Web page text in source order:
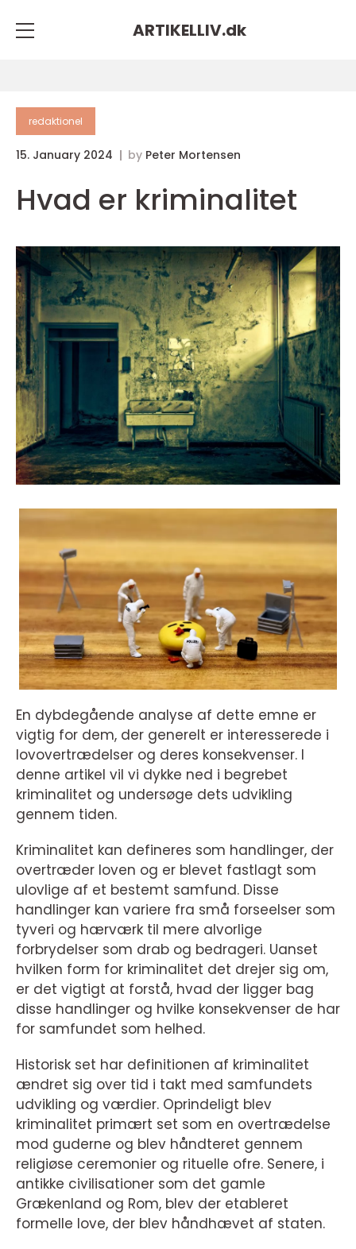
ARTIKELLIV.dk
redaktionel
15. January 2024 by Peter Mortensen
Hvad er kriminalitet
En dybdegående analyse af dette emne er
vigtig for dem, der generelt er interesserede i
lovovertrædelser og deres konsekvenser. I
denne artikel vil vi dykke ned i begrebet
kriminalitet og undersøge dets udvikling
gennem tiden.
Kriminalitet kan defineres som handlinger, der
overtræder loven og er blevet fastlagt som
ulovlige af et bestemt samfund. Disse
handlinger kan variere fra små forseelser som
tyveri og hærværk til mere alvorlige
forbrydelser som drab og bedrageri. Uanset
hvilken form for kriminalitet det drejer sig om,
er det vigtigt at forstå, hvad der ligger bag
disse handlinger og hvilke konsekvenser de har
for samfundet som helhed.
Historisk set har definitionen af kriminalitet
ændret sig over tid i takt med samfundets
udvikling og værdier. Oprindeligt blev
kriminalitet primært set som en overtrædelse
mod guderne og blev håndteret gennem
religiøse ceremonier og rituelle ofre. Senere, i
antikke civilisationer som det gamle
Grækenland og Rom, blev der etableret
formelle love, der blev håndhævet af staten.